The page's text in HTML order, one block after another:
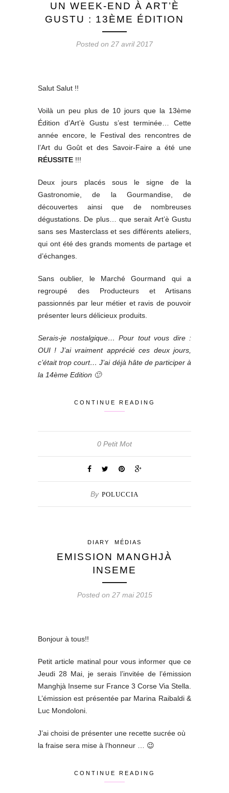
UN WEEK-END À ART’È
GUSTU : 13ÈME ÉDITION
Posted on 27 avril 2017
Salut Salut !!
Voilà un peu plus de 10 jours que la 13ème
Édition d’Art’è Gustu s’est terminée… Cette
année encore, le Festival des rencontres de
l’Art du Goût et des Savoir-Faire a été une
RÉUSSITE !!!
Deux jours placés sous le signe de la
Gastronomie, de la Gourmandise, de
découvertes ainsi que de nombreuses
dégustations. De plus… que serait Art’è Gustu
sans ses Masterclass et ses différents ateliers,
qui ont été des grands moments de partage et
d’échanges.
Sans oublier, le Marché Gourmand qui a
regroupé des Producteurs et Artisans
passionnés par leur métier et ravis de pouvoir
présenter leurs délicieux produits.
Serais-je nostalgique… Pour tout vous dire :
OUI ! J’ai vraiment apprécié ces deux jours,
c’était trop court… J’ai déjà hâte de participer à
la 14ème Edition 🙂
CONTINUE READING
0 Petit Mot
By POLUCCIA
DIARY MÉDIAS
EMISSION MANGHJÀ
INSEME
Posted on 27 mai 2015
Bonjour à tous!!
Petit article matinal pour vous informer que ce
Jeudi 28 Mai, je serais l’invitée de l’émission
Manghjà Inseme sur France 3 Corse Via Stella.
L’émission est présentée par Marina Raibaldi &
Luc Mondoloni.
J’ai choisi de présenter une recette sucrée où
la fraise sera mise à l’honneur … 😉
CONTINUE READING